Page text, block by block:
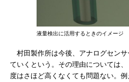
液量検出に活用するときのイメージ
村田製作所は今後、アナログセンサ
ていくという。その理由については
度はさほど高くなくても問題ない。